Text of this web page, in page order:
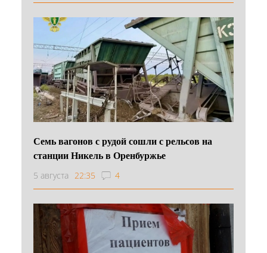
Семь вагонов с рудой сошли с рельсов на
станции Никель в Оренбуржье
5 августа 22:35 4